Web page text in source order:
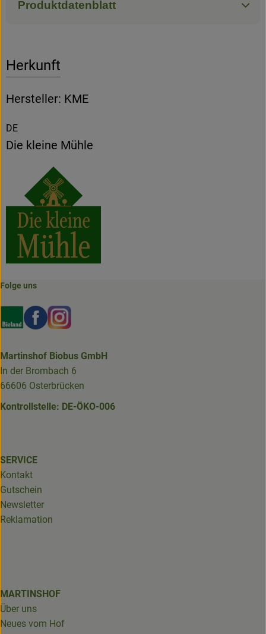
Produktdatenblatt
Herkunft
Hersteller: KME
DE
Die kleine Mühle
Folge uns
Externer Link zu https://www.bioland.de/verbraucher
Externer Link zu https://www.facebook.com/
Externer Link zu https://www.instagram.com/
Martinshof Biobus GmbH
In der Brombach 6
66606 Osterbrücken
Kontrollstelle: DE-ÖKO-006
SERVICE
Kontakt
Gutschein
Newsletter
Reklamation
MARTINSHOF
Über uns
Neues vom Hof